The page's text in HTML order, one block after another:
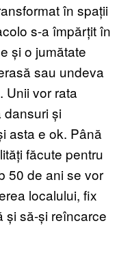
în spații
s-a împărțit în
și o jumătate
sau undeva
Unii vor rata
dansuri și
asta e ok. Până
făcute pentru
50 de ani se vor
localului, fix
și să-și reîncarce